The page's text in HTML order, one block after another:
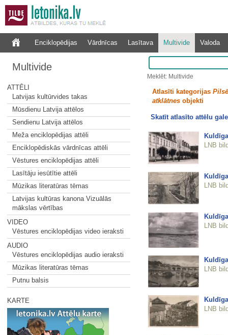
Enciklopēdijas Vārdnīcas Lasītava Multivide Valoda
Multivide
ATTĒLI
Latvijas kultūrvides takas
Mūsdienu Latvija attēlos
Sendienu Latvija attēlos
Meža enciklopēdijas attēli
Enciklopēdiskās vārdnīcas attēli
Vēstures enciklopēdijas attēli
Lasītāju iesūtītie attēli
Mūzikas literatūras tēmas
Latvijas kultūras kanona Vizuālās
mākslas vērtības
VIDEO
Vēstures enciklopēdijas video ieraksti
AUDIO
Vēstures enciklopēdijas audio ieraksti
Mūzikas literatūras tēmas
Putnu balsis
KARTE
Meklēt: Multivide
Atlasīti kategorijas
atklātnesobjekti
Skatīt atlasīto attēlu
LNB
LNB
LNB
LNB
LNB